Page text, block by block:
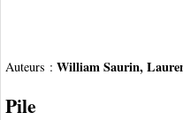
Auteurs : William Saurin,
Pile